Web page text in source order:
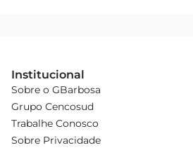
Institucional
Sobre o GBarbosa
Grupo Cencosud
Trabalhe Conosco
Sobre Privacidade